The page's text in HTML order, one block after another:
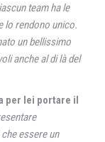
team ha le
lo rendono unico.
un bellissimo
anche al di là del
per lei portare il
essere un